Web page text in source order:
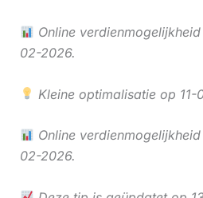
Online
02-2026.
Kleine optimalisatie op
Online
02-2026.